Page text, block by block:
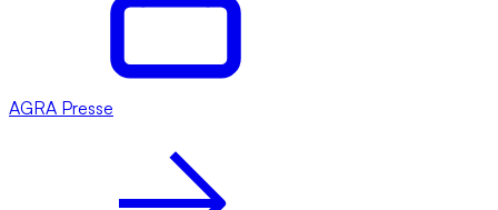
AGRA Presse